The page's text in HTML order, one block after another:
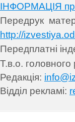
ІНФОРМАЦІЯ
Передрук
http://
Передплатні
Т.в.о.
Редакція:
Відділ рекламі: